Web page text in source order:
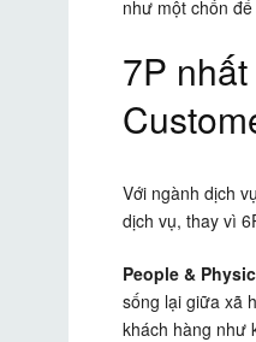
như một chốn
7P
Với ngành dịch
dịch vụ, thay vì
People &
sống lại giữa xã
khách hàng như